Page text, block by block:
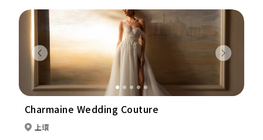
Previous Next
Charmaine Wedding Couture
上環